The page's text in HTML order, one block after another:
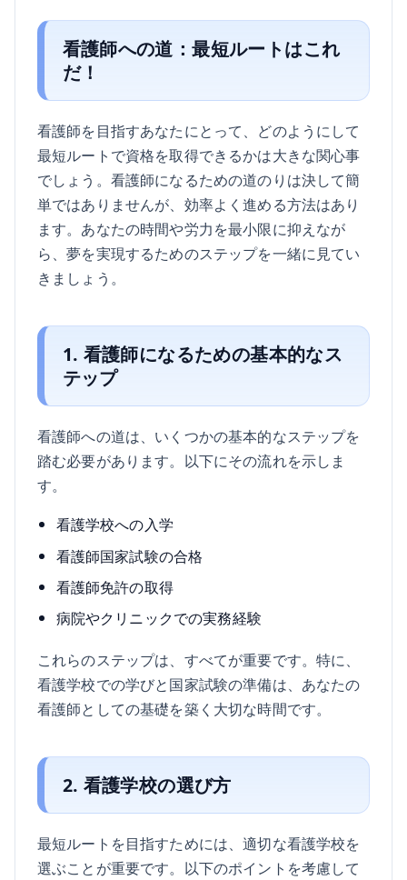
看護師への道：最短ルートはこれ
だ！
看護師を目指すあなたにとって、どのようにして
最短ルートで資格を取得できるかは大きな関心事
でしょう。看護師になるための道のりは決して簡
単ではありませんが、効率よく進める方法はあり
ます。あなたの時間や労力を最小限に抑えなが
ら、夢を実現するためのステップを一緒に見てい
きましょう。
1. 看護師になるための基本的なス
テップ
看護師への道は、いくつかの基本的なステップを
踏む必要があります。以下にその流れを示しま
す。
看護学校への入学
看護師国家試験の合格
看護師免許の取得
病院やクリニックでの実務経験
これらのステップは、すべてが重要です。特に、
看護学校での学びと国家試験の準備は、あなたの
看護師としての基礎を築く大切な時間です。
2. 看護学校の選び方
最短ルートを目指すためには、適切な看護学校を
選ぶことが重要です。以下のポイントを考慮して